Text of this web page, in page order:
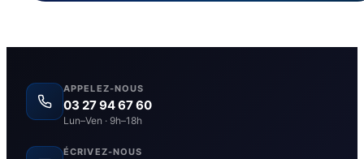
APPELEZ-NOUS
03 27 94 67 60
Lun–Ven · 9h–18h
ÉCRIVEZ-NOUS